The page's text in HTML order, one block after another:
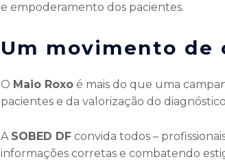
e empoderamento dos pacientes.
Um movimento de
O Maio Roxoé mais do que uma
pacientes e da valorização do
A SOBED DFconvida todos –
informações corretas e combatendo